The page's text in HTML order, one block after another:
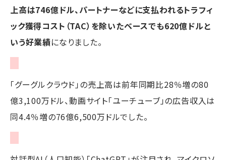
上高は746億ドル、パートナーなどに支払われるトラフィ
ック獲得コスト（TAC）を除いたベースでも620億ドルと
いう好業績になりました。
「グーグルクラウド」の売上高は前年同期比28％増の80
億3,100万ドル、動画サイト「ユーチューブ」の広告収入は
同4.4％増の76億6,500万ドルでした。